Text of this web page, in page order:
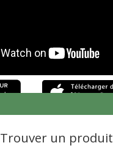
Trouver un produit